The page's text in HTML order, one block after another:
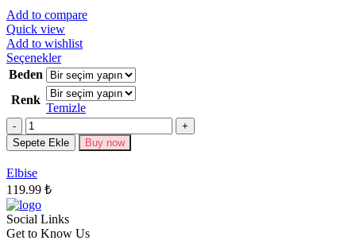
Add to compare
Quick view
Add to wishlist
SeçeneklerBu
ürünün
birden
fazla
varyasyonu
Seçenekler
Beden
Renk
Temizle
Miktar
Sepete Ekle Buy now
Elbise
119.99 ₺
Social Links
Get to Know Us